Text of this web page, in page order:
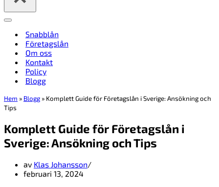
Navigeringsmeny
Snabblån
Företagslån
Om oss
Kontakt
Policy
Blogg
Hem » Blogg » Komplett Guide för Företagslån i Sverige: Ansökning och
Tips
Komplett Guide för Företagslån i
Sverige: Ansökning och Tips
av Klas Johansson
februari 13, 2024